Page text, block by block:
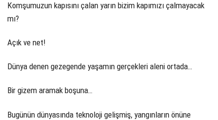
Komşumuzun kapısını çalan yarın bizim kapımızı çalmayacak
mı?
Açık ve net!
Dünya denen gezegende yaşamın gerçekleri aleni ortada…
Bir gizem aramak boşuna…
Bugünün dünyasında teknoloji gelişmiş, yangınların önüne